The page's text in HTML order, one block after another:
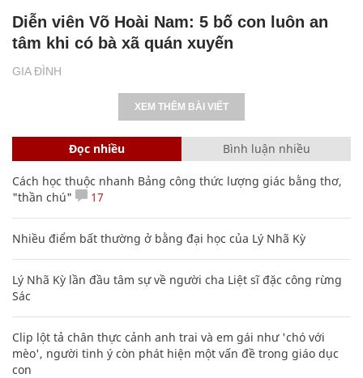
GIA ĐÌNH
Diễn viên Võ Hoài Nam: 5 bố con luôn an
tâm khi có bà xã quán xuyến
XEM THÊM BÀI VIẾT
Đọc nhiều Bình luận nhiều
Cách học thuộc nhanh Bảng công thức lượng giác bằng thơ,
"thần chú"
17
Nhiều điểm bất thường ở bằng đại học của Lý Nhã Kỳ
Lý Nhã Kỳ lần đầu tâm sự về người cha Liệt sĩ đặc công rừng
Sác
Clip lột tả chân thực cảnh anh trai và em gái như 'chó với
mèo', người tinh ý còn phát hiện một vấn đề trong giáo dục
con